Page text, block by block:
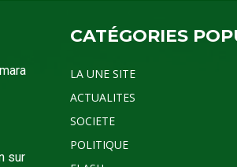
sur
CATÉGORIES
LA UNE SITE
ACTUALITES
SOCIETE
POLITIQUE